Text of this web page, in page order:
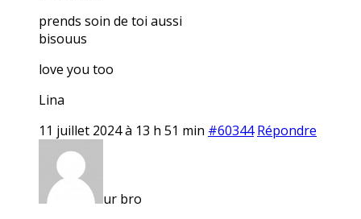
prends soin de toi aussi
bisouus
love you too
Lina
11 juillet 2024 à 13 h 51 min #60344 Répondre
ur bro